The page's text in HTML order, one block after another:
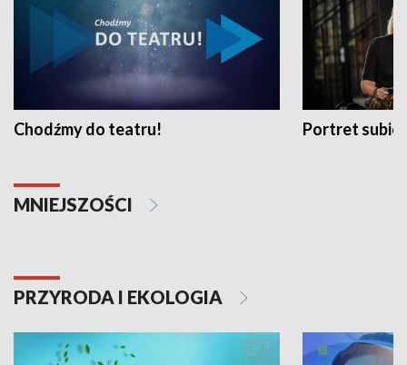
Chodźmy do teatru! Portret
MNIEJSZOŚCI
PRZYRODA I EKOLOGIA